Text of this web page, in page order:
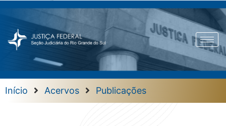
Início Acervos Publicações